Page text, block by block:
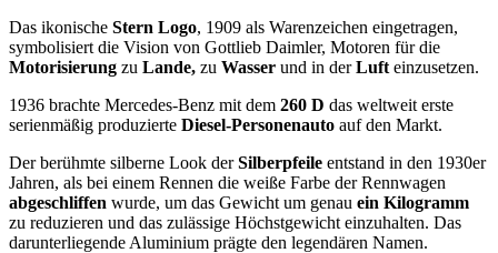
Das ikonische Stern Logo, 1909 als Warenzeichen eingetragen,
symbolisiert die Vision von Gottlieb Daimler, Motoren für die
Motorisierung zu Lande, zu Wasser und in derLuft einzusetzen.
1936 brachte Mercedes-Benz mit dem 260 D das weltweit erste
serienmäßig produzierte Diesel-Personenauto auf den Markt.
Der berühmte silberne Look derSilberpfeile entstand in den 1930er
Jahren, als bei einem Rennen die weiße Farbe der Rennwagen
abgeschliffen wurde, um das Gewicht um genau ein Kilogramm
zu reduzieren und das zulässige Höchstgewicht einzuhalten. Das
darunterliegende Aluminium prägte den legendären Namen.